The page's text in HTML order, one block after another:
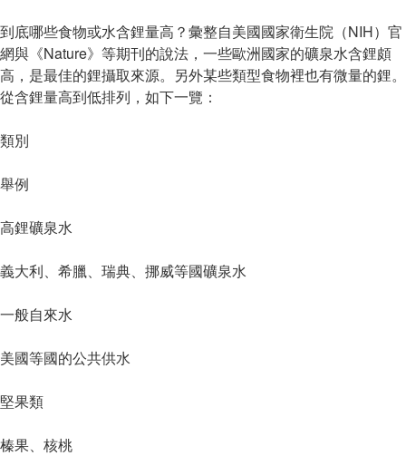
到底哪些食物或水含鋰量高？彙整自美國國家衛生院（NIH）官
網與《Nature》等期刊的說法，一些歐洲國家的礦泉水含鋰頗
高，是最佳的鋰攝取來源。另外某些類型食物裡也有微量的鋰。
從含鋰量高到低排列，如下一覽：
類別
舉例
高鋰礦泉水
義大利、希臘、瑞典、挪威等國礦泉水
一般自來水
美國等國的公共供水
堅果類
榛果、核桃